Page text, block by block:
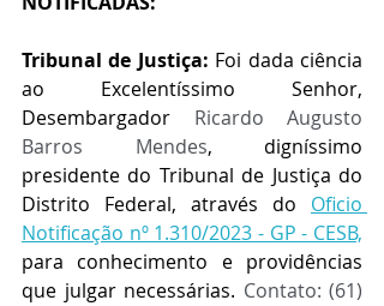
Tribunal de Justiça: Foi dada ciência
ao Excelentíssimo Senhor,
Desembargador Ricardo Augusto
Barros Mendes, digníssimo
presidente do Tribunal de Justiça do
Distrito Federal, através do Oficio
Notificação nº 1.310/2023 - GP - CESB,
para conhecimento e providências
que julgar necessárias. Contato: (61)